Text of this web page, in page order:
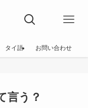
タイ語 お問い合わせ
言う？